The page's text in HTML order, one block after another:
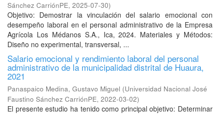
Sánchez CarriónPE, 2025-07-30)
Objetivo: Demostrar la vinculación del salario emocional con
desempeño laboral en el personal administrativo de la Empresa
Agrícola Los Médanos S.A., Ica, 2024. Materiales y Métodos:
Diseño no experimental, transversal, ...
Salario emocional y rendimiento laboral del personal
administrativo de la municipalidad distrital de Huaura,
2021
Panaspaico Medina, Gustavo Miguel (Universidad Nacional José
Faustino Sánchez CarriónPE, 2022-03-02)
El presente estudio ha tenido como principal objetivo: Determinar